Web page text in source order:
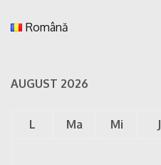
Română
AUGUST 2026
L Ma Mi J